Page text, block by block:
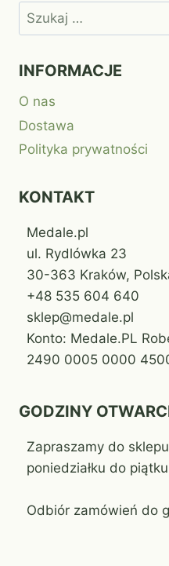
Szukaj:
INFORMACJE
O nas
Dostawa
Polityka prywatności
KONTAKT
Medale.pl
ul. Rydlówka 23
30-363 Kraków,
+48 535 604 640
sklep@medale.pl
Konto: Medale.PL
2490 0005 0000
GODZINY
Zapraszamy do
poniedziałku do
Odbiór zamówień do